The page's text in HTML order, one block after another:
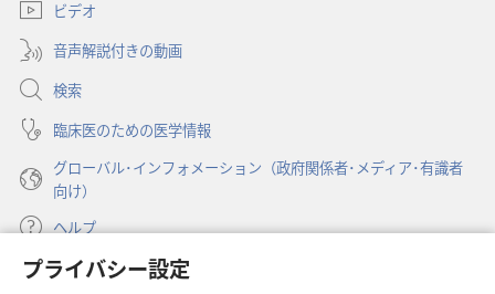
プライバシー設定
で
開
く）
タ
ブ
で
開
く）
ビデオ
音声解説付きの動画
検索
臨床医のための医学情報
グローバル･インフォメーション（政府関係者･メディア･有識者
向け）
ヘルプ
寄付